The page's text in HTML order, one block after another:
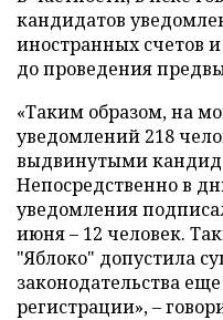
кандидатов
иностранных счетов
до проведения
«Таким образом, на
уведомлений 218
выдвинутыми
Непосредственно в
уведомления
июня – 12 человек.
"Яблоко" допустила
законодательства
регистрации», –